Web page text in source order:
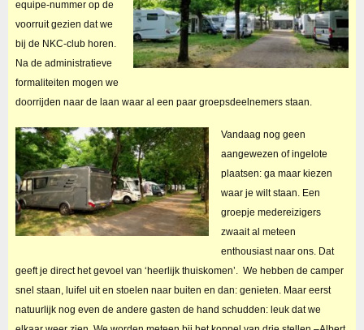
equipe-nummer op de
voorruit gezien dat we
bij de NKC-club horen.
Na de administratieve
formaliteiten mogen we
doorrijden naar de laan waar al een paar groepsdeelnemers staan.
Vandaag nog geen
aangewezen of ingelote
plaatsen: ga maar kiezen
waar je wilt staan. Een
groepje medereizigers
zwaait al meteen
enthousiast naar ons. Dat
geeft je direct het gevoel van ‘heerlijk thuiskomen’. We hebben de camper
snel staan, luifel uit en stoelen naar buiten en dan: genieten. Maar eerst
natuurlijk nog even de andere gasten de hand schudden: leuk dat we